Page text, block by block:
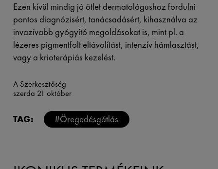
Ezen kívül mindig jó ötlet dermatológushoz fordulni
pontos diagnózisért, tanácsadásért, kihasználva az
invazívabb gyógyító megoldásokat is, mint pl. a
lézeres pigmentfolt eltávolítást, intenzív hámlasztást,
vagy a krioterápiás kezelést.
A Szerkesztőség
szerda 21 október
TAG: #Öregedésgátlás